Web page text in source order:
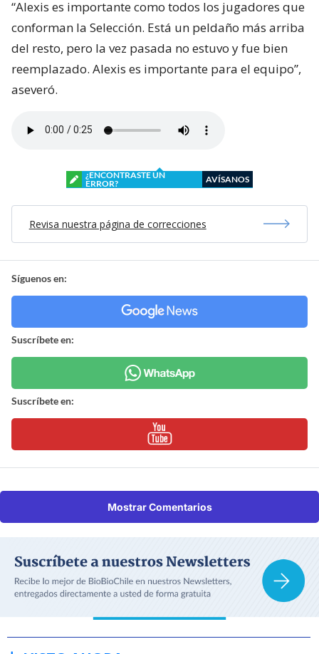
“Alexis es importante como todos los jugadores que
conforman la Selección. Está un peldaño más arriba
del resto, pero la vez pasada no estuvo y fue bien
reemplazado. Alexis es importante para el equipo”,
aseveró.
¿ENCONTRASTE UN
ERROR?
AVÍSANOS
Revisa nuestra página de correcciones
Síguenos en:
Suscríbete en:
Suscríbete en:
Mostrar Comentarios